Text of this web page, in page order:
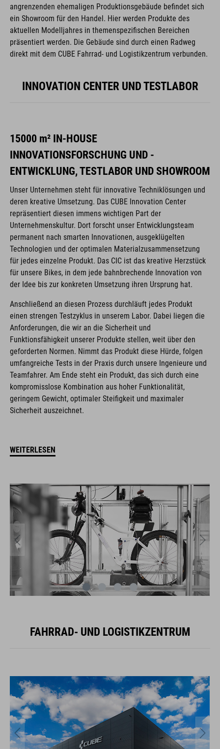
angrenzenden ehemaligen Produktionsgebäude befindet sich
ein Showroom für den Handel. Hier werden Produkte des
aktuellen Modelljahres in themenspezifischen Bereichen
präsentiert werden. Die Gebäude sind durch einen Radweg
direkt mit dem CUBE Fahrrad- und Logistikzentrum verbunden.
INNOVATION CENTER UND TESTLABOR
15000 m² IN-HOUSE
INNOVATIONSFORSCHUNG UND -
ENTWICKLUNG, TESTLABOR UND SHOWROOM
Unser Unternehmen steht für innovative Techniklösungen und
deren kreative Umsetzung. Das CUBE Innovation Center
repräsentiert diesen immens wichtigen Part der
Unternehmenskultur. Dort forscht unser Entwicklungsteam
permanent nach smarten Innovationen, ausgeklügelten
Technologien und der optimalen Materialzusammensetzung
für jedes einzelne Produkt. Das CIC ist das kreative Herzstück
für unsere Bikes, in dem jede bahnbrechende Innovation von
der Idee bis zur konkreten Umsetzung ihren Ursprung hat.
Anschließend an diesen Prozess durchläuft jedes Produkt
einen strengen Testzyklus in unserem Labor. Dabei liegen die
Anforderungen, die wir an die Sicherheit und
Funktionsfähigkeit unserer Produkte stellen, weit über den
geforderten Normen. Nimmt das Produkt diese Hürde, folgen
umfangreiche Tests in der Praxis durch unsere Ingenieure und
Teamfahrer. Am Ende steht ein Produkt, das sich durch eine
kompromisslose Kombination aus hoher Funktionalität,
geringem Gewicht, optimaler Steifigkeit und maximaler
Sicherheit auszeichnet.
WEITERLESEN
FAHRRAD- UND LOGISTIKZENTRUM